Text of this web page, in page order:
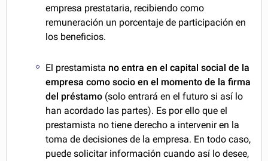
empresa prestataria, recibiendo como
remuneración un porcentaje de participación en
los beneficios.
El prestamista no entra en el capital social de la
empresa como socio en el momento de la firma
del préstamo (solo entrará en el futuro si así lo
han acordado las partes). Es por ello que el
prestamista no tiene derecho a intervenir en la
toma de decisiones de la empresa. En todo caso,
puede solicitar información cuando así lo desee,